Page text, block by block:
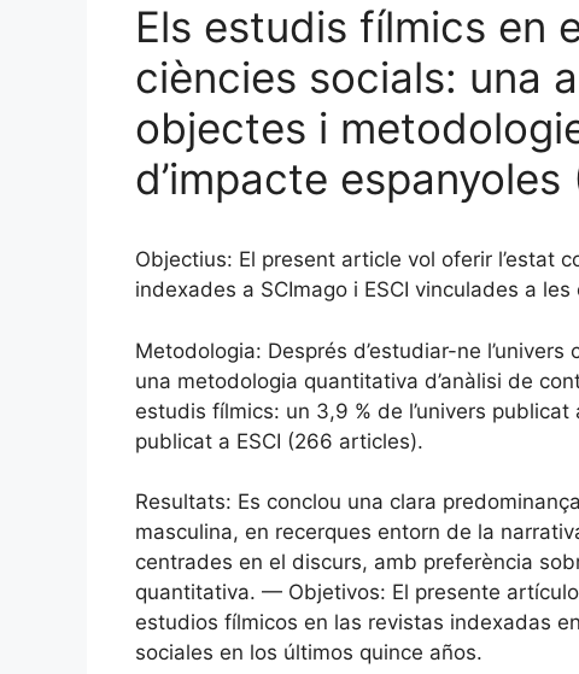
Els estudis fílmics en
ciències socials: una
objectes i
d’impacte espanyoles
Objectius: El present article vol oferir l’estat
indexades a SCImago i ESCI vinculades a
Metodologia: Després d’estudiar-ne
una metodologia quantitativa d’anàlisi de
estudis fílmics: un 3,9 % de l’univers
publicat a ESCI (266 articles).
Resultats: Es conclou una clara
masculina, en recerques entorn de la
centrades en el discurs, amb preferència
quantitativa. — Objetivos: El presente
estudios fílmicos en las revistas indexadas
sociales en los últimos quince años.